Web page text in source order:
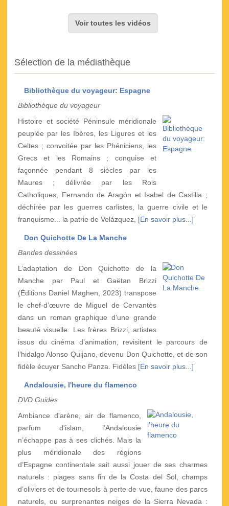
Voir toutes les vidéos
Sélection de la médiathèque
Bibliothèque du voyageur: Espagne
Bibliothèque du voyageur
Histoire et société Péninsule méridionale
peuplée par les Ibères, les Ligures et les
Celtes ; convoitée par les Phéniciens, les
Grecs et les Romains ; conquise et
façonnée pendant 8 siècles par les
Maures ; délivrée par les Rois
Catholiques, Fernando de Aragón et Isabel de Castilla ;
déchirée par les guerres carlistes, la guerre civile et le
franquisme... la patrie de Velázquez, [En savoir plus...]
Don Quichotte De La Manche
Bandes dessinées
L’adaptation de Don Quichotte de la
Manche par Paul et Gaëtan Brizzi
(Éditions Daniel Maghen, 2023) transpose
le chef-d’œuvre de Miguel de Cervantès
dans un roman graphique d’une grande
beauté visuelle. Les frères Brizzi, artistes
issus du cinéma d’animation, revisitent le parcours de
l’hidalgo Alonso Quijano, devenu Don Quichotte, et de son
fidèle écuyer Sancho Panza. Fidèles [En savoir plus...]
Andalousie, l'heure du flamenco
DVD Guides
Ambiance d'arène, air de flamenco,
parfum d'islam, l’Andalousie
n’échappe pas à ses clichés. Mais la
plus méridionale des régions
d’Espagne continentale sait aussi jouer de ses charmes
naturels : plages sans fin de la Costa del Sol, champs
d’oliviers et de tournesols à perte de vue, faune des parcs
naturels, ou surprenantes neiges de la Sierra Nevada :